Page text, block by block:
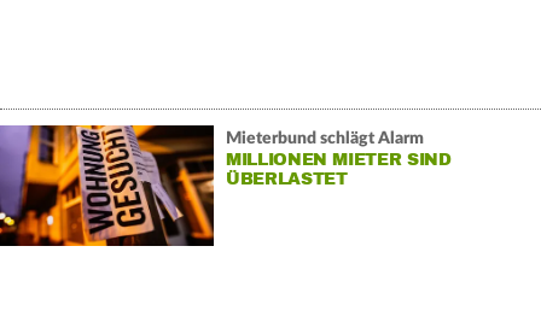
Mieterbund schlägt Alarm
MILLIONEN MIETER SIND
ÜBERLASTET